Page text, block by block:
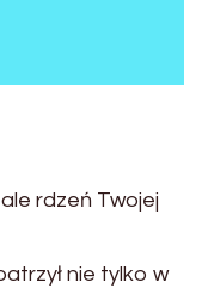
rdzeń Twojej
nie tylko w